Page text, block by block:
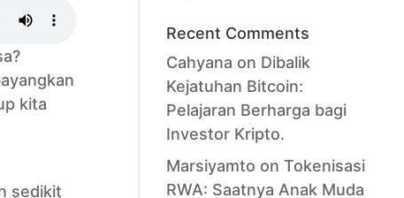
kita
sedikit
Recent Comments
Cahyana on Dibalik
Kejatuhan Bitcoin:
Pelajaran Berharga bagi
Investor Kripto.
Marsiyamto on Tokenisasi
RWA: Saatnya Anak Muda